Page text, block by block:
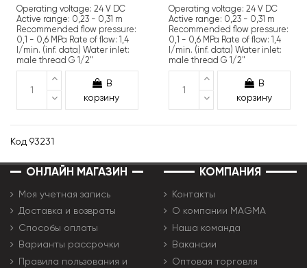
Operating voltage: 24 V DC
Active range: 0,23 - 0,31 m
Recommended flow pressure:
0,1 - 0,6 MPa Rate of flow: 1,4
l/min. (inf. data) Water inlet:
male thread G 1/2"
В
корзину
Operating voltage: 24 V DC
Active range: 0,23 - 0,31 m
Recommended flow pressure:
0,1 - 0,6 MPa Rate of flow: 1,4
l/min. (inf. data) Water inlet:
male thread G 1/2"
В
корзину
Код 93231
ОНЛАЙН МАГАЗИН
Моя учетная запись
Доставка и возвраты
Способы оплаты
Варианты рассрочки
Правила пользования и
КОМПАНИЯ
Контакты
О компании MAGMA
Наша команда
Вакансии
Оптовая торговля